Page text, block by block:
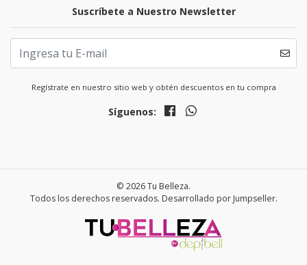
Suscríbete a Nuestro Newsletter
Regístrate en nuestro sitio web y obtén descuentos en tu compra
Síguenos:
© 2026 Tu Belleza.
Todos los derechos reservados. Desarrollado por Jumpseller.